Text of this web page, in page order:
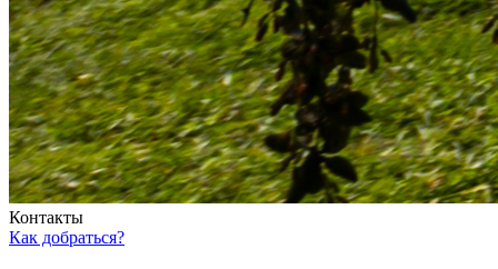
Контакты
Как добраться?